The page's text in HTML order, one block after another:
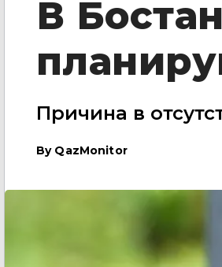
В
Причина в
By QazMonitor